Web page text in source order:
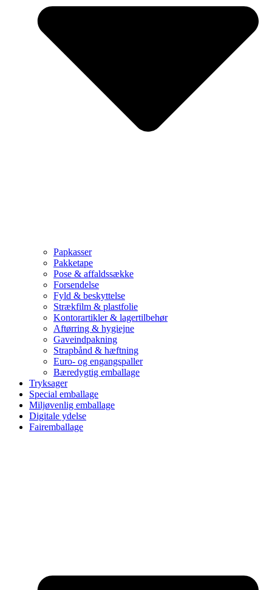
Papkasser
Pakketape
Pose & affaldssække
Forsendelse
Fyld & beskyttelse
Strækfilm & plastfolie
Kontorartikler & lagertilbehør
Aftørring & hygiejne
Gaveindpakning
Strapbånd & hæftning
Euro- og engangspaller
Bæredygtig emballage
Tryksager
Special emballage
Miljøvenlig emballage
Digitale ydelse
Fairemballage